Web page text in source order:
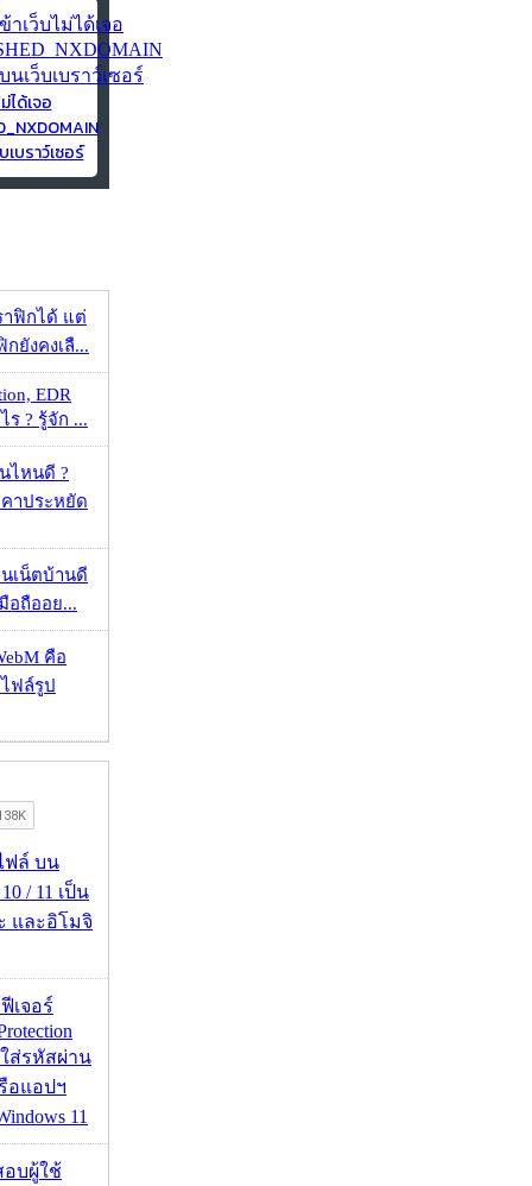
ได้เจอ
บราว์เซอร์
าฟิกได้ แต่
ยังคงเลื...
EDR
ร ? รู้จัก ...
ไหนดี ?
าประหยัด
เน็ตบ้านดี
อถืออย...
คือ
ฟล์รูป
ฟล์ บน
/ 11 เป็น
และอิโมจิ
เจอร์
ส่รหัสผ่าน
อแอปฯ
11
อบผู้ใช้